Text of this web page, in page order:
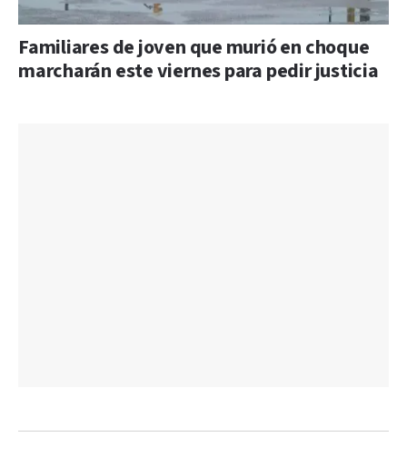
Familiares de joven que murió en choque
marcharán este viernes para pedir justicia